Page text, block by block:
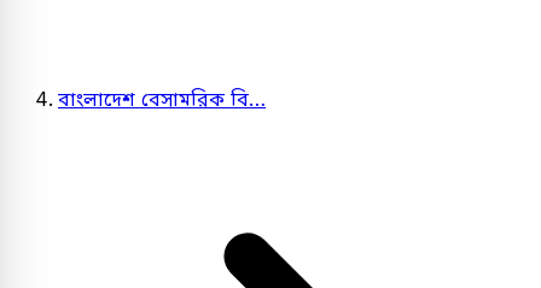
বাংলাদেশ বেসামরিক বি…